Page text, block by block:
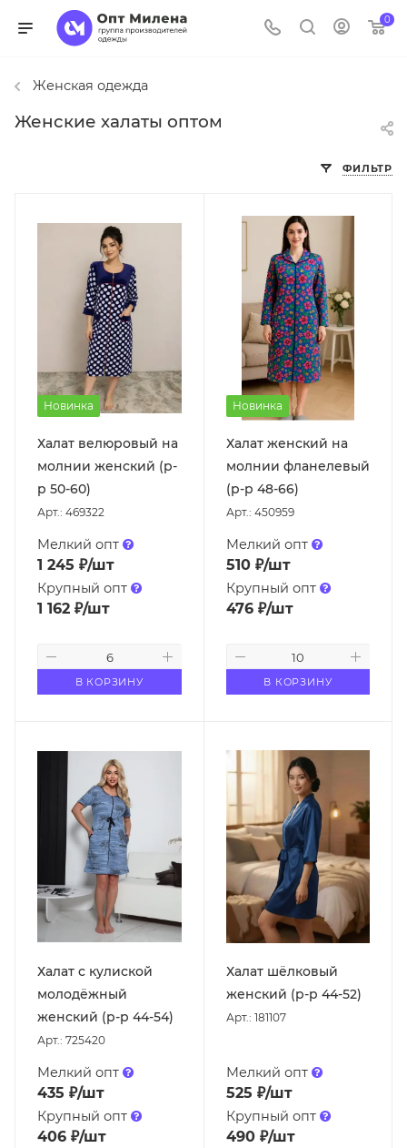
0
Женская одежда
Женские халаты оптом
ФИЛЬТР
Новинка
Халат велюровый на
молнии женский (р-
р 50-60)
Арт.: 469322
Мелкий опт
1 245 ₽/шт
Крупный опт
1 162 ₽/шт
В КОРЗИНУ
Новинка
Халат женский на
молнии фланелевый
(р-р 48-66)
Арт.: 450959
Мелкий опт
510₽/шт
Крупный опт
476₽/шт
В КОРЗИНУ
Халат с кулиской
молодёжный
женский (р-р 44-54)
Арт.: 725420
Мелкий опт
435 ₽/шт
Крупный опт
406 ₽/шт
Халат шёлковый
женский (р-р 44-52)
Арт.: 181107
Мелкий опт
525 ₽/шт
Крупный опт
490₽/шт